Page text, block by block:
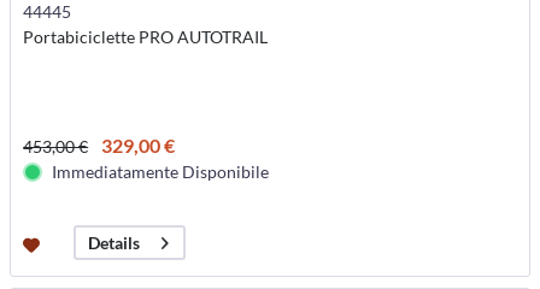
44445
Portabiciclette PRO AUTOTRAIL
453,00 € 329,00 €
Immediatamente Disponibile
Details